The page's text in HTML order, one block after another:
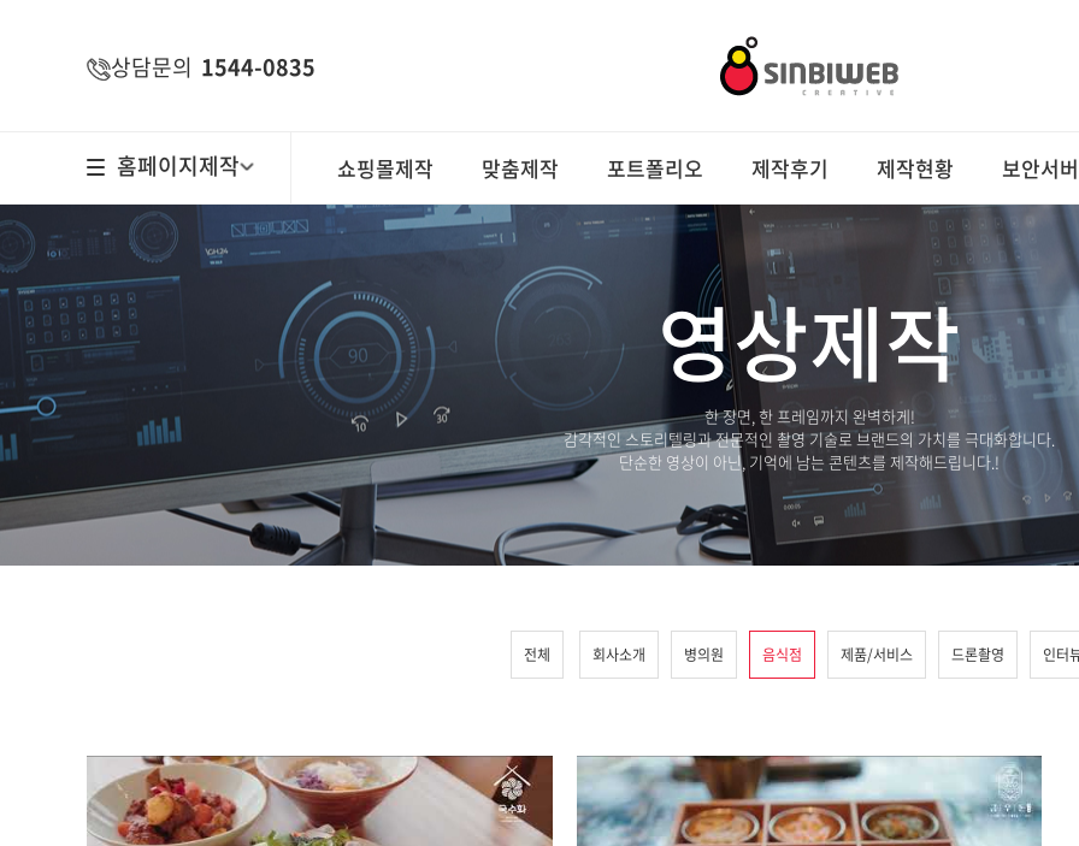
상담문의 1544-0835
홈페이지제작 쇼핑몰제작 맞춤제작 포트폴리오 제작후기 제작현황 보안서
영상제작
한 장면, 한 프레임까지 완벽하게!
감각적인 스토리텔링과 전문적인 촬영 기술로 브랜드의 가치를 극대화합니다.
단순한 영상이 아닌, 기억에 남는 콘텐츠를 제작해드립니다.!
전체 회사소개 병의원 음식점 제품/서비스 드론촬영 인터